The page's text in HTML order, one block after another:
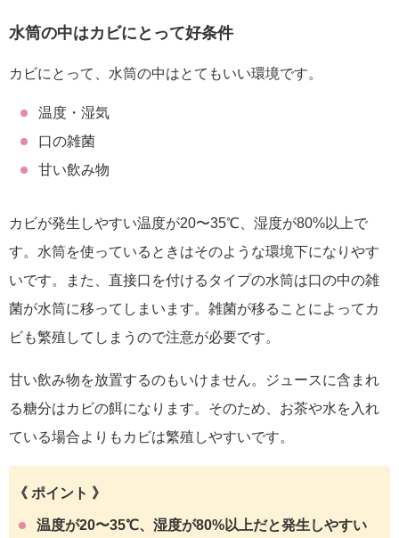
水筒の中はカビにとって好条件
カビにとって、水筒の中はとてもいい環境です。
温度・湿気
口の雑菌
甘い飲み物
カビが発生しやすい温度が20〜35℃、湿度が80%以上で
す。水筒を使っているときはそのような環境下になりやす
いです。
また、 直接口を付けるタイプの水筒は口の中の雑
菌が水筒に移ってしまいます。雑菌が移ることによってカ
ビも繁殖してしまうので注意が必要です。
甘い飲み物を放置するのもいけません。
ジュースに含まれ
る糖分はカビの餌になります。そのため、お茶や水を入れ
ている場合よりもカビは繁殖しやすいです。
《 ポイント 》
温度が20〜35℃、湿度が80%以上だと発生しやすい